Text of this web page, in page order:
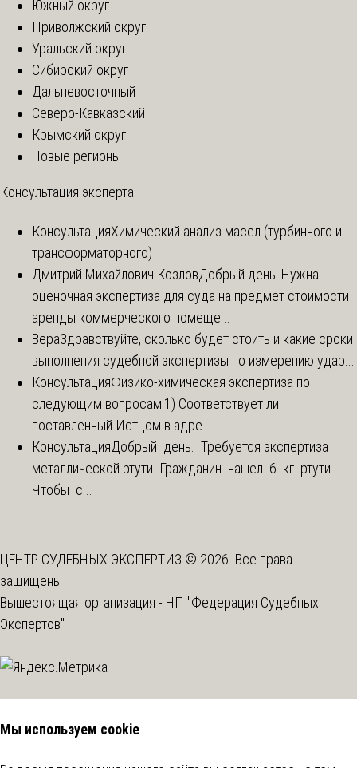
Южный округ
Приволжский округ
Уральский округ
Сибирский округ
Дальневосточный
Северо-Кавказский
Крымский округ
Новые регионы
Консультация эксперта
КонсультацияХимический анализ масел (турбинного и
трансформаторного)
Дмитрий Михайлович КозловДобрый день! Нужна
оценочная экспертиза для суда на предмет стоимости
аренды коммерческого помеще...
ВераЗдравствуйте, сколько будет стоить и какие сроки
выполнения судебной экспертизы по измерению удар...
КонсультацияФизико-химическая экспертиза по
следующим вопросам:1) Соответствует ли
поставленный Истцом в адре...
КонсультацияДобрый день. Требуется экспертиза
металлической ртути. Гражданин нашел 6 кг. ртути.
Чтобы с...
ЦЕНТР СУДЕБНЫХ ЭКСПЕРТИЗ © 2026. Все права
защищены
Вышестоящая организация - НП "Федерация Судебных
Экспертов"
Мы используем cookie